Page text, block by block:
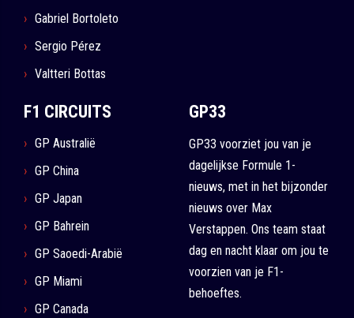
Gabriel Bortoleto
Sergio Pérez
Valtteri Bottas
F1 CIRCUITS
GP Australië
GP China
GP Japan
GP Bahrein
GP Saoedi-Arabië
GP Miami
GP Canada
GP33
GP33 voorziet jou van je
dagelijkse Formule 1-
nieuws, met in het bijzonder
nieuws over Max
Verstappen. Ons team staat
dag en nacht klaar om jou te
voorzien van je F1-
behoeftes.